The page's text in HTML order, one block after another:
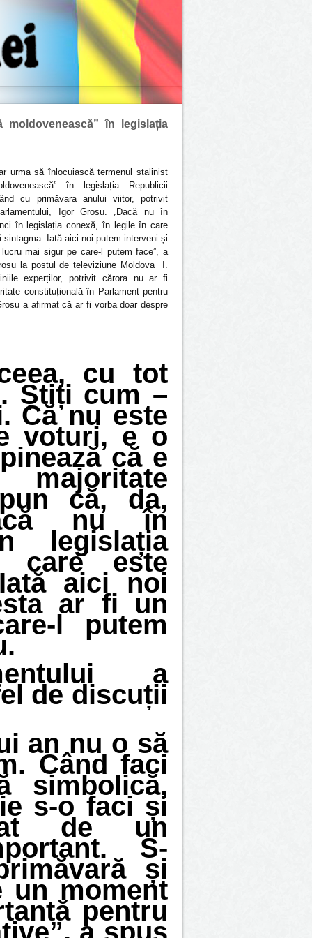
moldovenească” în legislația
urma să înlocuiască termenul stalinist
în legislația Republicii
cu primăvara anului viitor, potrivit
Igor Grosu.„Dacă nu în
în legislația conexă, în legile în care
sintagma. Iată aici noi putem interveni și
mai sigur pe care-l putem face”, a
la postul de televiziune Moldova I.
experților, potrivit cărora nu ar fi
constituțională în Parlament pentru
a afirmat că ar fi vorba doar despre
cu tot
Știți cum –
Că nu este
voturi, e o
că e
că, da,
nu în
legislația
care este
aici noi
ar fi un
l putem
a
de discuții
an nu o să
Când faci
simbolică,
s-o faci și
de un
S-
și
un moment
pentru
a spus